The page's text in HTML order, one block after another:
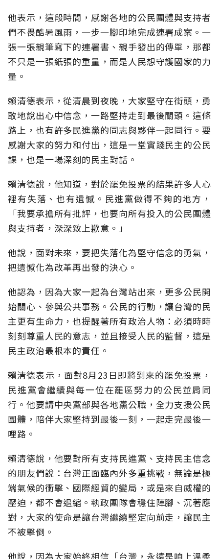
他表示，這段時間，感謝各地的公民團體與支持者
們不畏酷暑風雨，一步一腳印地完成連署成案。一
張一張親筆寫下的連署書、親手發出的傳單，那都
不只是一張紙張的重量，而是人民想守護國家的力
量。
賴清德表示，從清晨到夜晚，大家堅守在街頭，勇
敢地說出心中信念，一路堅持走到最後關頭。這條
路上，也有許多民進黨的同志與夥伴一起同行。要
感謝大家的努力和付出，這是一堂實踐民主的公民
課，也是一場深刻的民主對話。
賴清德說，他知道，對於罷免投票的結果許多人心
裡有失落、也有遺憾。民進黨做得不夠的地方，
「我要承擔所有批評，也要向所有投入的公民團體
與支持者，深深致上歉意。」
他說，面對未來，要把失落化為堅守信念的勇氣，
把遺憾化為改革再出發的決心。
他認為，因為大家一起為台灣站出來，更多公民開
始關心、參與公共事務。公民的行動，讓台灣的民
主更有生命力，也提醒著所有政治人物：必須時時
刻刻尊重人民的意志，並且接受人民的監督，這是
民主政治最根本的責任。
賴清德表示，面對8月23日即將到來的罷免投票，
民進黨會繼續與每一位在罷區努力的公民並肩同
行。他要請中央黨部與各地黨公職，全力支援公民
團體，陪伴大家堅持到最後一刻，一起走完最後一
哩路。
賴清德說，他要對所有支持民進黨、支持民主信念
的朋友們說：台灣正面臨內外多重挑戰，無論是極
端氣候的衝擊、國際經貿的變局，或是來自威權的
壓迫，都不會退縮。執政團隊會穩住陣腳、沉著應
對，大家的使命是讓台灣繼續堅定向前走，讓民主
不被擊倒。
他說，因為大家始終相信「台灣，永遠是咱上溫柔